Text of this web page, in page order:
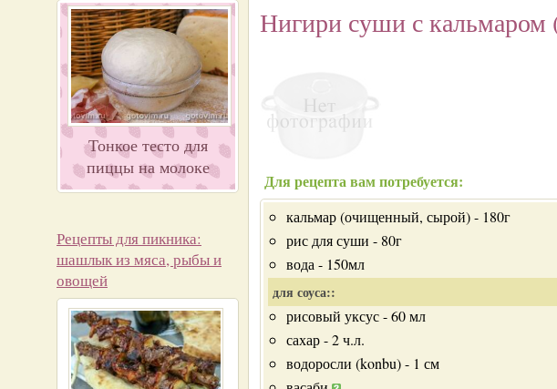
Тонкое тесто для
пиццы на молоке
Рецепты для пикника:
шашлык из мяса, рыбы и
овощей
Нигири суши с
Для рецепта вам потребуется:
кальмар (очищенный, сырой) - 180г
рис для суши - 80г
вода - 150мл
для соуса::
рисовый уксус - 60 мл
сахар - 2 ч.л.
водоросли (konbu) - 1 см